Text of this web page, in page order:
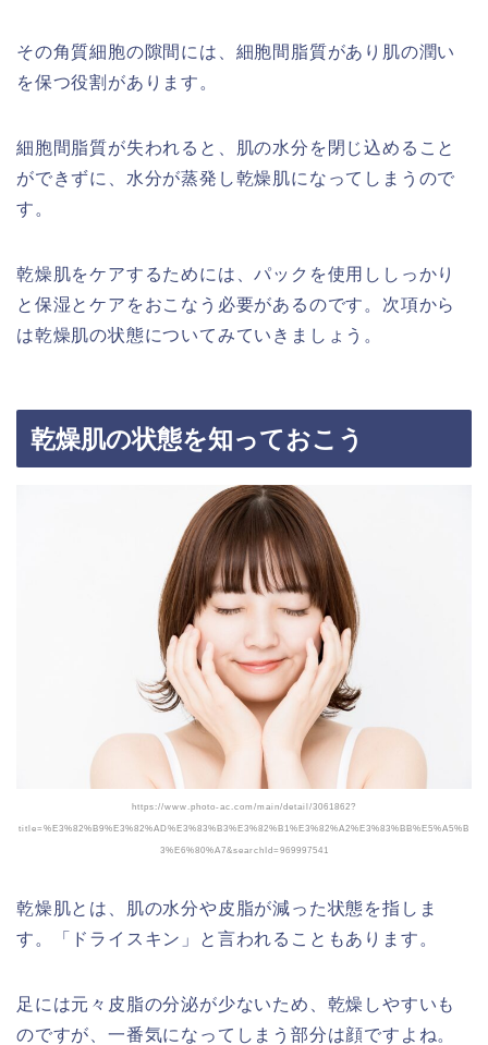
その角質細胞の隙間には、細胞間脂質があり肌の潤い
を保つ役割があります。
細胞間脂質が失われると、肌の水分を閉じ込めること
ができずに、水分が蒸発し乾燥肌になってしまうので
す。
乾燥肌をケアするためには、パックを使用ししっかり
と保湿とケアをおこなう必要があるのです。次項から
は乾燥肌の状態についてみていきましょう。
乾燥肌の状態を知っておこう
https://www.photo-ac.com/main/detail/3061862?
title=%E3%82%B9%E3%82%AD%E3%83%B3%E3%82%B1%E3%82%A2%E3%83%BB%E5%A5%B
3%E6%80%A7&searchId=969997541
乾燥肌とは、肌の水分や皮脂が減った状態を指しま
す。「ドライスキン」と言われることもあります。
足には元々皮脂の分泌が少ないため、乾燥しやすいも
のですが、一番気になってしまう部分は顔ですよね。